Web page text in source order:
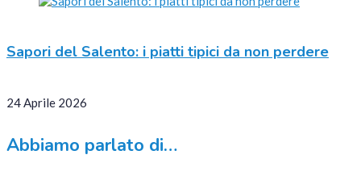
Sapori del Salento: i piatti tipici da non perdere
24 Aprile 2026
Abbiamo parlato di…